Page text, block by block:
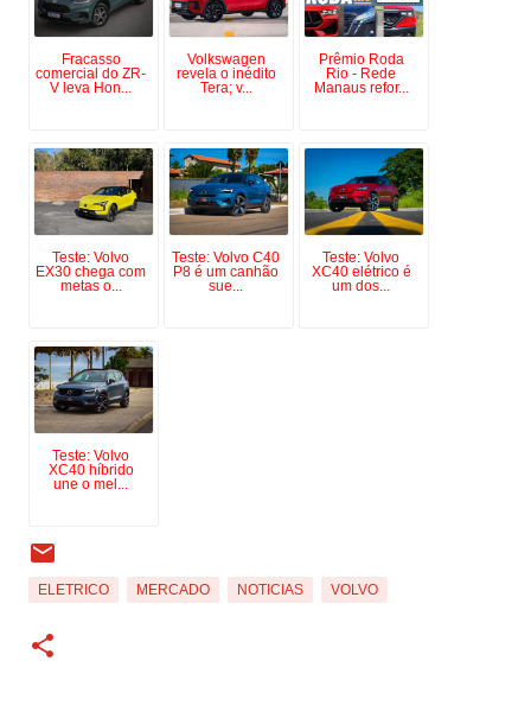
Fracasso
comercial do ZR-
V leva Hon...
Volkswagen
revela o inédito
Tera; v...
Prêmio Roda
Rio - Rede
Manaus refor...
Teste: Volvo
EX30 chega com
metas o...
Teste: Volvo C40
P8 é um canhão
sue...
Teste: Volvo
XC40 elétrico é
um dos...
Teste: Volvo
XC40 híbrido
une o mel...
ELETRICO MERCADO NOTICIAS VOLVO